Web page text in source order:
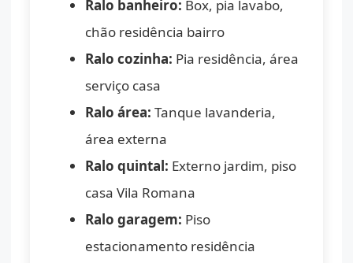
Ralo banheiro: Box, pia lavabo,
chão residência bairro
Ralo cozinha: Pia residência, área
serviço casa
Ralo área: Tanque lavanderia,
área externa
Ralo quintal: Externo jardim, piso
casa Vila Romana
Ralo garagem: Piso
estacionamento residência